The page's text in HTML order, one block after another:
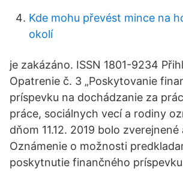
Kde mohu převést mince na
okolí
je zakázáno. ISSN 1801-9234
Opatrenie č. 3 „Poskytovanie
príspevku na dochádzanie za
práce, sociálnych vecí a rodiny
dňom 11.12. 2019 bolo
Oznámenie o možnosti
poskytnutie finančného